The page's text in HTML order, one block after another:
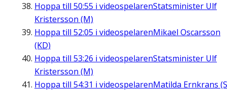
Hoppa till 50:55 i videospelarenStatsminister Ulf
Kristersson (M)
Hoppa till 52:05 i videospelarenMikael Oscarsson
(KD)
Hoppa till 53:26 i videospelarenStatsminister Ulf
Kristersson (M)
Hoppa till 54:31 i videospelarenMatilda Ernkrans